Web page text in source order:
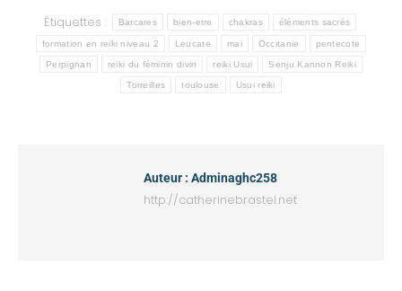
Étiquettes :
Barcares bien-etre chakras éléments sacrés
formation en reiki niveau 2 Leucate mai Occitanie pentecote
Perpignan reiki du féminin divin reiki Usui Senju Kannon Reiki
Torreilles toulouse Usui reiki
Auteur : Adminaghc258
http://catherinebrastel.net